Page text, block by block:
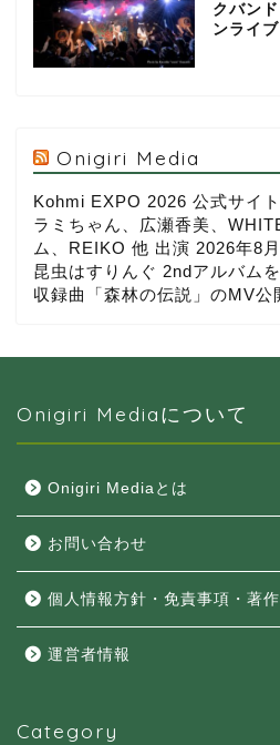
クバン
ンライ
Onigiri Media
Kohmi EXPO 2026 公式サイ
ラミちゃん、広瀬香美、
ム、REIKO 他 出演 2026年8
昆虫はすりんぐ 2ndアルバム
収録曲「森林の伝説」のMV公
Onigiri Mediaについて
Onigiri Mediaとは
お問い合わせ
個人情報方針・免責事項・著
運営者情報
Category